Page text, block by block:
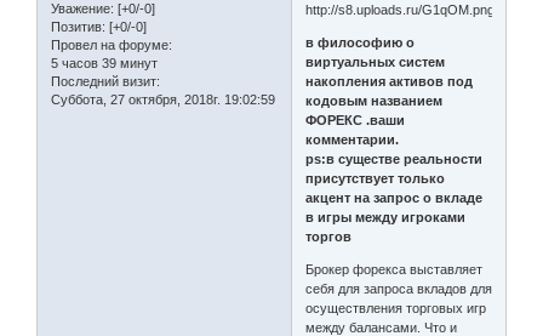
Уважение: [+0/-0]
Позитив: [+0/-0]
Провел на форуме:
5 часов 39 минут
Последний визит:
Суббота, 27 октября, 2018г. 19:02:59
в философию о
виртуальных систем
накопления активов под
кодовым названием
ФОРЕКС .ваши
комментарии.
ps:в существе реальности
присутствует только
акцент на запрос о вкладе
в игры между игроками
торгов
Брокер форекса выставляет
себя для запроса вкладов для
осуществления торговых игр
между балансами. Что и